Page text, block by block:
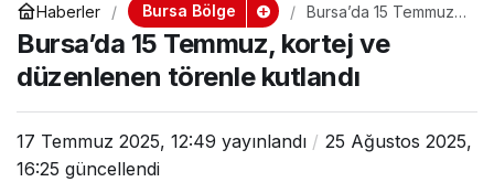
Haberler Bursa Bölge
Bursa’da 15 Temmuz,
kortej ve düzenlenen
törenle kutlandı
Bursa’da 15 Temmuz, kortej ve
düzenlenen törenle kutlandı
17 Temmuz 2025, 12:49 yayınlandı
25 Ağustos 2025,
16:25 güncellendi